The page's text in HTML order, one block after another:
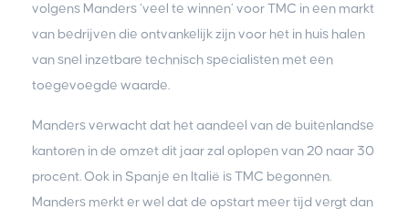
volgens Manders ‘veel te winnen’ voor TMC in een markt
van bedrijven die ontvankelijk zijn voor het in huis halen
van snel inzetbare technisch specialisten met een
toegevoegde waarde.
Manders verwacht dat het aandeel van de buitenlandse
kantoren in de omzet dit jaar zal oplopen van 20 naar 30
procent. Ook in Spanje en Italië is TMC begonnen.
Manders merkt er wel dat de opstart meer tijd vergt dan